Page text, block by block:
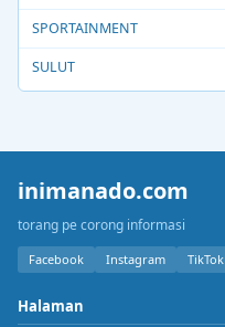
SPORTAINMENT
SULUT
inimanado.com
torang pe corong informasi
Facebook Instagram TikTok
Halaman